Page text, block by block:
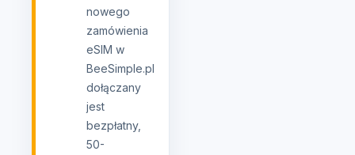
nowego
zamówienia
eSIM w
BeeSimple.pl
dołączany
jest
bezpłatny,
50-